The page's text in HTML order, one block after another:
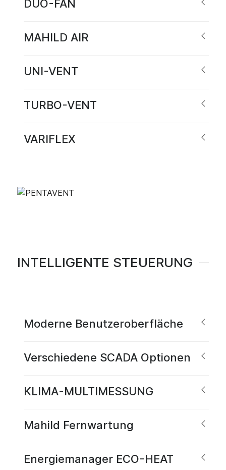
DUO-FAN
MAHILD AIR
UNI-VENT
TURBO-VENT
VARIFLEX
INTELLIGENTE STEUERUNG
Moderne Benutzeroberfläche
Verschiedene SCADA Optionen
KLIMA-MULTIMESSUNG
Mahild Fernwartung
Energiemanager ECO-HEAT